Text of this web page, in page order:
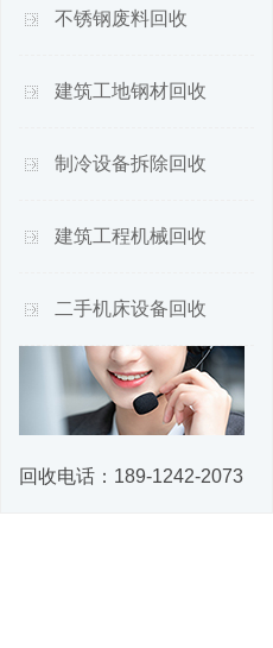
不锈钢废料回收
建筑工地钢材回收
制冷设备拆除回收
建筑工程机械回收
二手机床设备回收
回收电话： 189-1242-2073